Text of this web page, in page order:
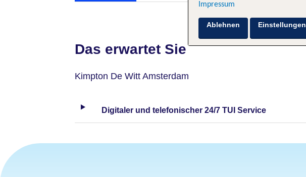
Das erwartet Sie
Kimpton De Witt Amsterdam
Digitaler und telefonischer 24/7 TUI Service
Impressum
Ablehnen Einstellungen